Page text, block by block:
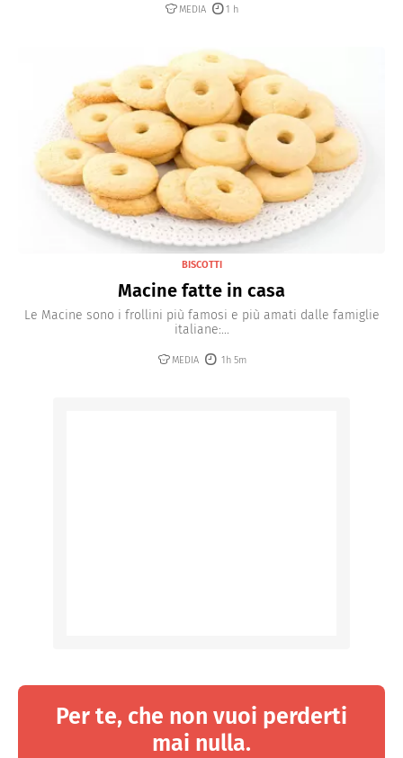
MEDIA 1 h
BISCOTTI
Macine fatte in casa
Le Macine sono i frollini più famosi e più amati dalle famiglie
italiane:...
MEDIA 1h 5m
Per te, che non vuoi perderti
mai nulla.